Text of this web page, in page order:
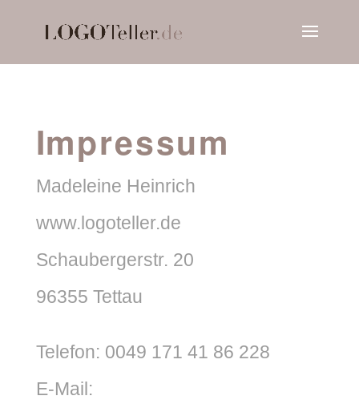
Impressum
Madeleine Heinrich
www.logoteller.de
Schaubergerstr. 20
96355 Tettau
Telefon: 0049 171 41 86 228
E-Mail: